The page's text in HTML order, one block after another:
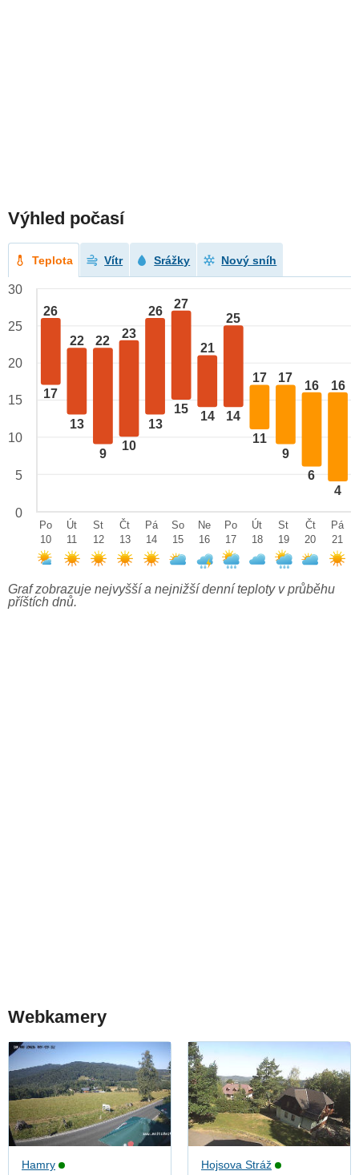
Výhled počasí
Teplota Vítr Srážky Nový sníh
26
17
22
13
22
9
23
10
26
13
27
15
21
14
25
14
17
11
17
9
16
6
16
4
30
25
20
15
10
5
0
Po
10
Út
11
St
12
Čt
13
Pá
14
So
15
Ne
16
Po
17
Út
18
St
19
Čt
20
Pá
21
Graf zobrazuje nejvyšší a nejnižší denní teploty v průběhu
příštích dnů.
Webkamery
Hamry
Hojsova Stráž